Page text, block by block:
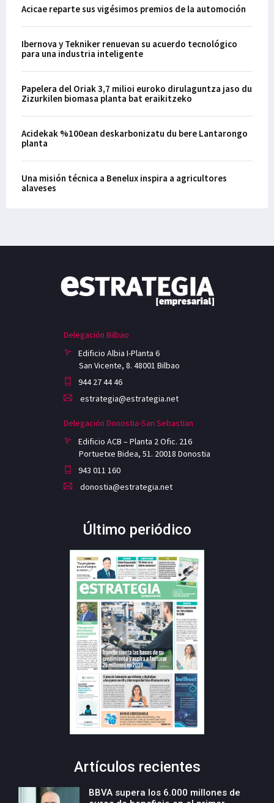
Acicae reparte sus vigésimos premios de la automoción
Ibernova y Tekniker renuevan su acuerdo tecnológico
para una industria inteligente
Papelera del Oriak 3,7 milioi euroko dirulaguntza jaso du
Zizurkilen biomasa planta bat eraikitzeko
Acidekak %100ean deskarbonizatu du bere Lantarongo
planta
Una misión técnica a Benelux inspira a agricultores
alaveses
Delegación Bilbao
Edificio Albia I-Planta 6
San Vicente, 8. 48001 Bilbao
944 27 44 46
estrategia@estrategia.net
Delegación Donostia-San Sebastian
Edificio ACB – Planta 2 Ofic. 216
Portuetxe Bidea, 51. 20018 Donostia
943 011 160
donostia@estrategia.net
Último periódico
Artículos recientes
BBVA supera los 6.000 millones de